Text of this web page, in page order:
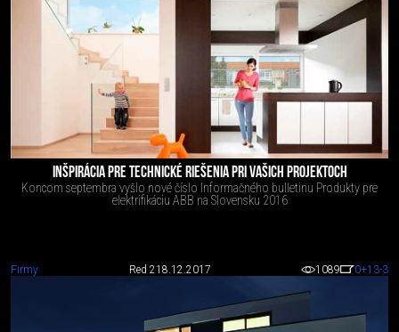
INŠPIRÁCIA PRE TECHNICKÉ RIEŠENIA PRI VAŠICH PROJEKTOCH
Koncom septembra vyšlo nové číslo Informačného bulletinu Produkty pre
elektrifikáciu ABB na Slovensku 2016
Firmy Red 218.12.2017 1089 0+13-3